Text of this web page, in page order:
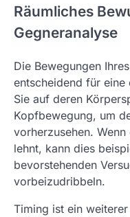
Räumliches
Gegneranalyse
Die Bewegungen
entscheidend für
Sie auf deren
Kopfbewegung, um
vorherzusehen.
lehnt, kann dies
bevorstehenden
vorbeizudribbeln.
Timing ist ein